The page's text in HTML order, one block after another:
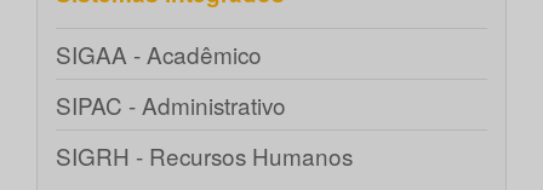
SIGAA - Acadêmico
SIPAC - Administrativo
SIGRH - Recursos Humanos